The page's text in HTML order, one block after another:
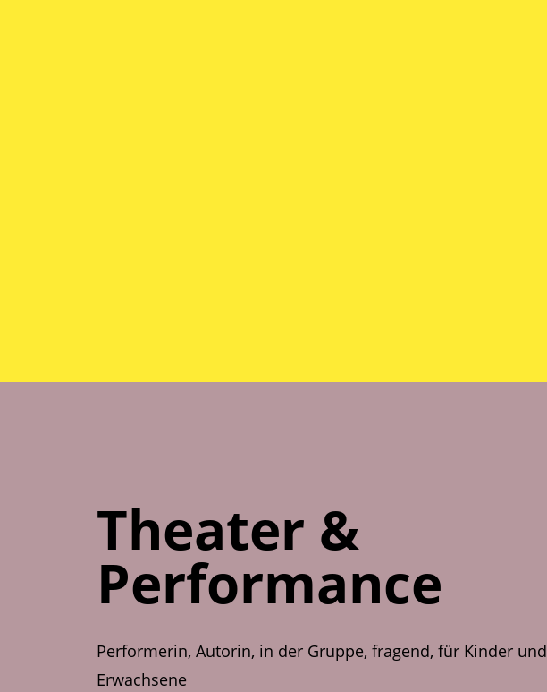
Theater &
Performance
Performerin, Autorin, in der Gruppe, fragend, für Kinder und
Erwachsene